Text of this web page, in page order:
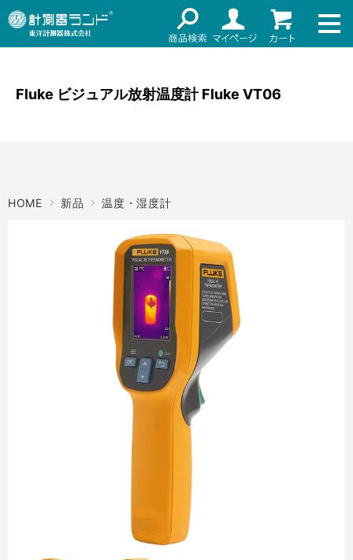
ネット通販（リセール）
ご利用ガイド
お問い合わせ
メーカー名
Fluke ビジュアル放射温度計 Fluke VT06
HOME 新品 温度・湿度計